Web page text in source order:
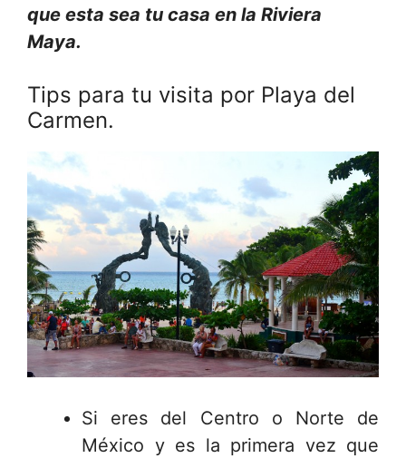
que esta sea tu casa en la Riviera
Maya.
Tips para tu visita por Playa del
Carmen.
Si eres del Centro o Norte de
México y es la primera vez que